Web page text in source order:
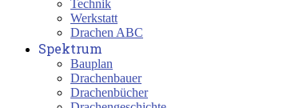
Technik
Werkstatt
Drachen ABC
Spektrum
Bauplan
Drachenbauer
Drachenbücher